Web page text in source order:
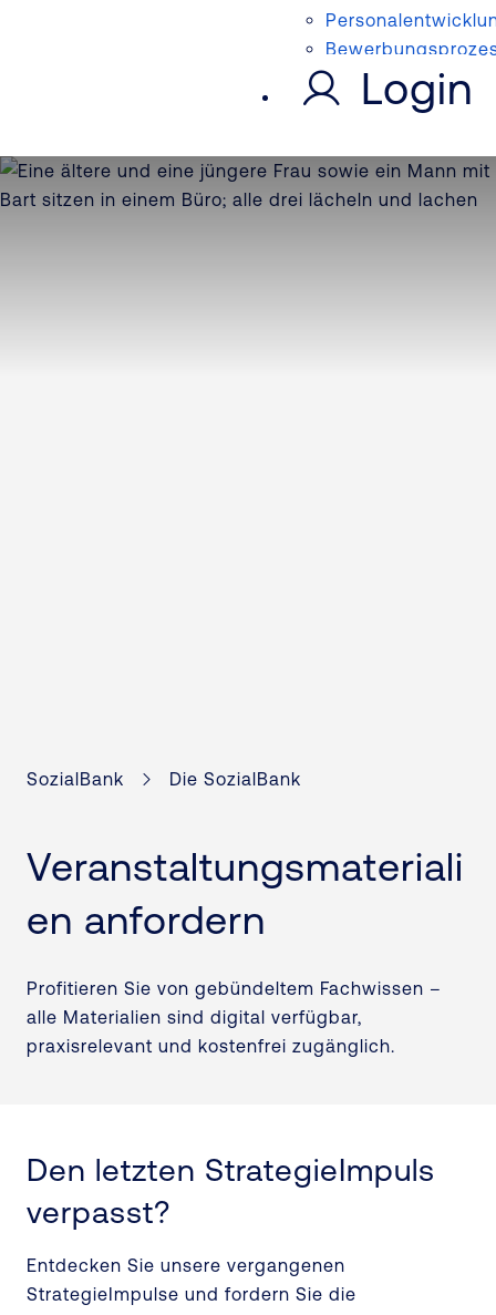
Login
SozialBank Die SozialBank
Veranstaltungsmateriali
en anfordern
Profitieren Sie von gebündeltem Fachwissen –
alle Materialien sind digital verfügbar,
praxisrelevant und kostenfrei zugänglich.
Den letzten StrategieImpuls
verpasst?
Entdecken Sie unsere vergangenen
StrategieImpulse und fordern Sie die